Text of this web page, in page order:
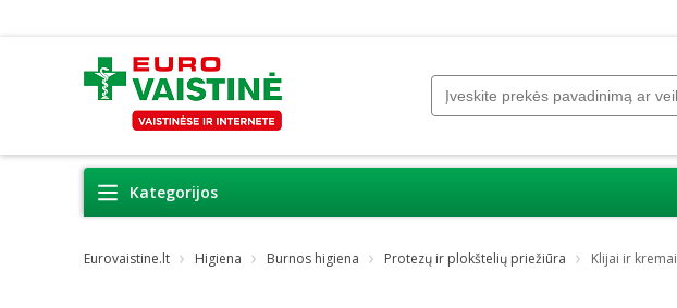
Kategorijos
Eurovaistine.lt Higiena Burnos higiena Protezų ir plokštelių priežiūra Klijai ir kremai